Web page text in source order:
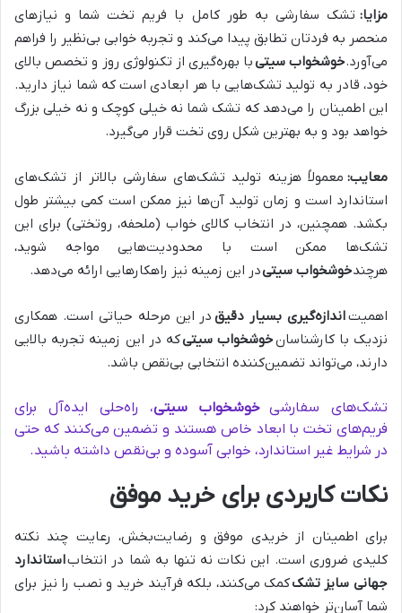
مزایا: تشک سفارشی به طور کامل با فریم تخت شما و نیازهای
منحصر به فردتان تطابق پیدا می‌کند و تجربه خوابی بی‌نظیر را فراهم
می‌آورد.خوشخواب سیتیبا بهره‌گیری از تکنولوژی روز و تخصص بالای
خود، قادر به تولید تشک‌هایی با هر ابعادی است که شما نیاز دارید.
این اطمینان را می‌دهد که تشک شما نه خیلی کوچک و نه خیلی بزرگ
خواهد بود و به بهترین شکل روی تخت قرار می‌گیرد.
معایب: معمولاً هزینه تولید تشک‌های سفارشی بالاتر از تشک‌های
استاندارد است و زمان تولید آن‌ها نیز ممکن است کمی بیشتر طول
بکشد. همچنین، در انتخاب کالای خواب (ملحفه، روتختی) برای این
تشک‌ها ممکن است با محدودیت‌هایی مواجه شوید،
هرچندخوشخواب سیتیدر این زمینه نیز راهکارهایی ارائه می‌دهد.
اهمیتاندازه‌گیری بسیار دقیق در این مرحله حیاتی است. همکاری
نزدیک با کارشناسانخوشخواب سیتیکه در این زمینه تجربه بالایی
دارند، می‌تواند تضمین‌کننده انتخابی بی‌نقص باشد.
تشک‌های سفارشی خوشخواب سیتی، راه‌حلی ایده‌آل برای
فریم‌های تخت با ابعاد خاص هستند و تضمین می‌کنند که حتی
در شرایط غیر استاندارد، خوابی آسوده و بی‌نقص داشته باشید.
نکات کاربردی برای خرید موفق
برای اطمینان از خریدی موفق و رضایت‌بخش، رعایت چند نکته
کلیدی ضروری است. این نکات نه تنها به شما در انتخاباستاندارد
جهانی سایز تشککمک می‌کنند، بلکه فرآیند خرید و نصب را نیز برای
شما آسان‌تر خواهند کرد: